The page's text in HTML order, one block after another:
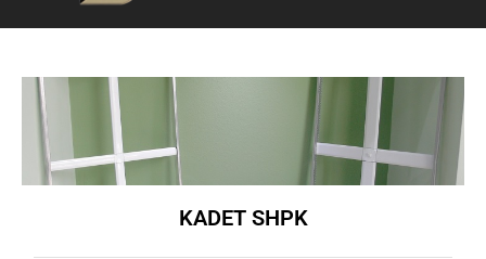
KADET SHPK